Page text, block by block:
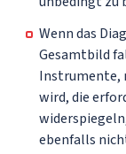
Wenn das
Gesamtbild
Instrumente,
wird, die
ebenfalls